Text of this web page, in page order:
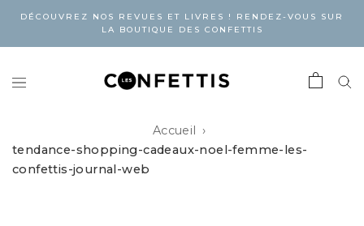
DÉCOUVREZ NOS REVUES ET LIVRES ! RENDEZ-VOUS SUR
LA BOUTIQUE DES CONFETTIS
Accueil
tendance-shopping-cadeaux-noel-femme-les-
confettis-journal-web